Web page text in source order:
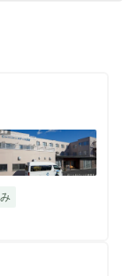
アミカの郷流
！★看護師正
ト！★看護師
！★看護師正